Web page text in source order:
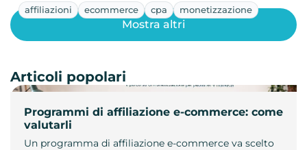
affiliazioni ecommerce cpa monetizzazione
Programmi di affiliazione e-commerce: come
valutarli
Un programma di affiliazione e-commerce va scelto
Mostra altri
Articoli popolari